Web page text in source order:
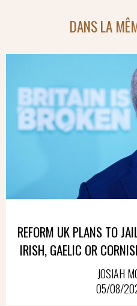
DANS LA
REFORM UK PLANS TO
IRISH, GAELIC OR
JOSIAH
05/08/